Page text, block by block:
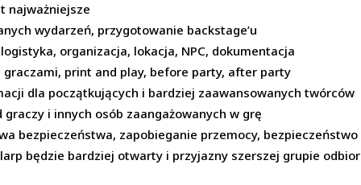
najważniejsze
wydarzeń, przygotowanie backstage’u
organizacja, lokacja, NPC, dokumentacja
print and play, before party, after party
dla początkujących i bardziej zaawansowanych twórców
i innych osób zaangażowanych w grę
bezpieczeństwa, zapobieganie przemocy,
będzie bardziej otwarty i przyjazny szerszej grupie